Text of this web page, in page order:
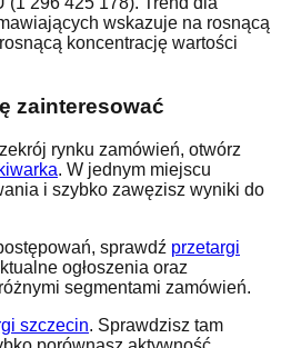
wskazuje na rosnącą
koncentrację wartości
zainteresować
rynku zamówień, otwórz
. W jednym miejscu
i szybko zawęzisz wyniki do
sprawdź przetargi
ogłoszenia oraz
segmentami zamówień.
szczecin. Sprawdzisz tam